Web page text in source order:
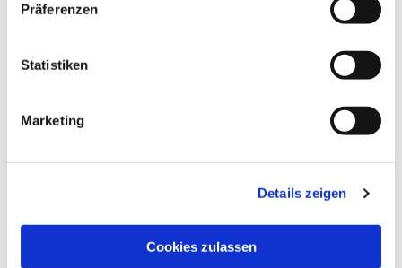
Präferenzen
Statistiken
Marketing
Details zeigen
Cookies zulassen
interessieren